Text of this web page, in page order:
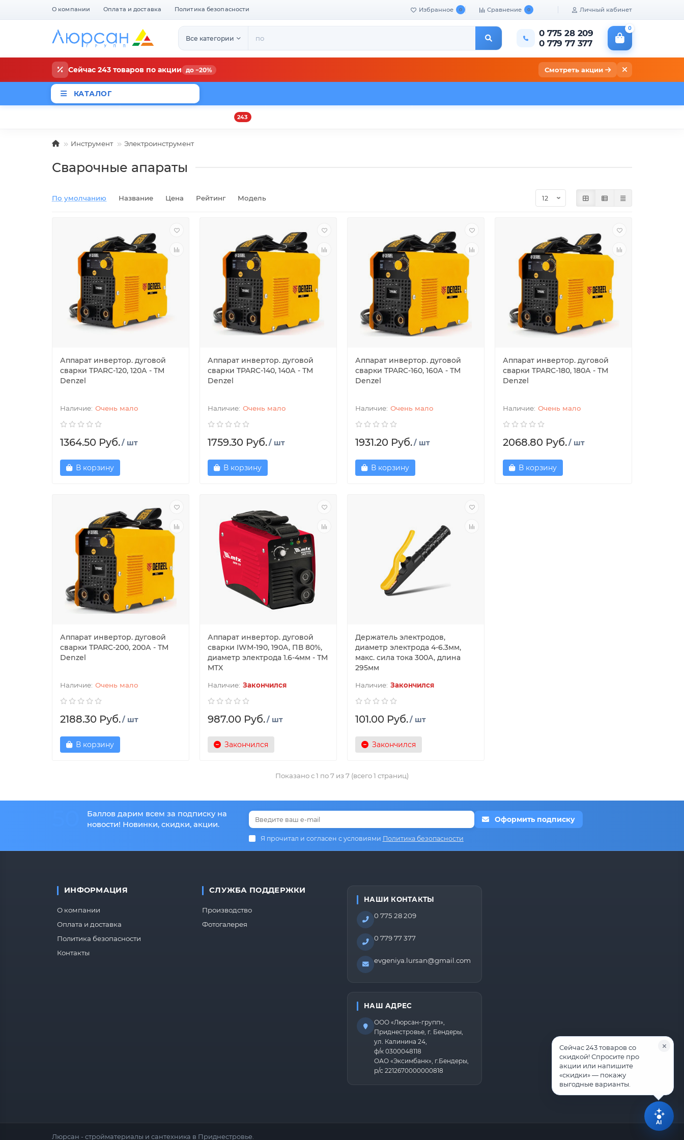
О компании Оплата и доставка Политика безопасности Избранное 0 Сравнение 0 Личный кабинет
Все категории
0 775 28 209
0 779 77 377
0
Сейчас 243 товаров по акции до −20% Смотреть акции
КАТАЛОГ
243
Инструмент Электроинструмент
Сварочные апараты
По умолчанию Название Цена Рейтинг Модель
Аппарат инвертор. дуговой
сварки TPARC-120, 120А - ТМ
Denzel
Очень мало
1364.50 Руб./ шт
В корзину
Аппарат инвертор. дуговой
сварки TPARC-140, 140А - ТМ
Denzel
Очень мало
1759.30 Руб./ шт
В корзину
Аппарат инвертор. дуговой
сварки TPARC-160, 160А - ТМ
Denzel
Очень мало
1931.20 Руб./ шт
В корзину
Аппарат инвертор. дуговой
сварки TPARC-180, 180А - ТМ
Denzel
Очень мало
2068.80 Руб./ шт
В корзину
Аппарат инвертор. дуговой
сварки TPARC-200, 200А - ТМ
Denzel
Очень мало
2188.30 Руб./ шт
В корзину
Аппарат инвертор. дуговой
сварки IWM-190, 190А, ПВ 80%,
диаметр электрода 1.6-4мм - ТМ
MTX
Закончился
987.00 Руб./ шт
Закончился
Держатель электродов,
диаметр электрода 4-6.3мм,
макс. сила тока 300А, длина
295мм
Закончился
101.00 Руб./ шт
Закончился
Показано с 1 по 7 из 7 (всего 1 страниц)
Баллов дарим всем за подписку на
новости! Новинки, скидки, акции.
Оформить подписку
Я прочитал и согласен с условиями Политика безопасности
ИНФОРМАЦИЯ
О компании
Оплата и доставка
Политика безопасности
Контакты
СЛУЖБА ПОДДЕРЖКИ
Производство
Фотогалерея
НАШИ КОНТАКТЫ
0 775 28 209
0 779 77 377
evgeniya.lursan@gmail.com
НАШ АДРЕС
ООО «Люрсан-групп»,
Приднестровье, г. Бендеры,
ул. Калинина 24,
ф/к 0300048118
ОАО «Эксимбанк», г.Бендеры,
р/с 2212670000000818
Люрсан - стройматериалы и сантехника в Приднестровье.
Сейчас 243 товаров со
скидкой! Спросите про
акции или напишите
«скидки» — покажу
выгодные варианты.
AI